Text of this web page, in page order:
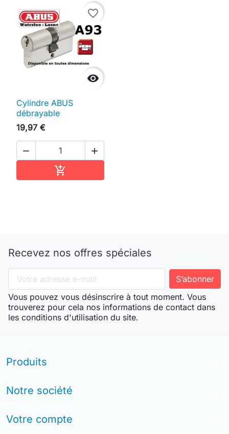

favorite_border
Cylindre ABUS
débrayable
19,97 €
 

Recevez nos offres spéciales
Vous pouvez vous désinscrire à tout moment. Vous
trouverez pour cela nos informations de contact dans
les conditions d'utilisation du site.
Produits
Notre société
Votre compte